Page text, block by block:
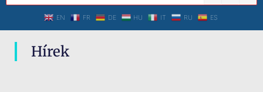
EN FR DE HU IT RU ES
Hírek